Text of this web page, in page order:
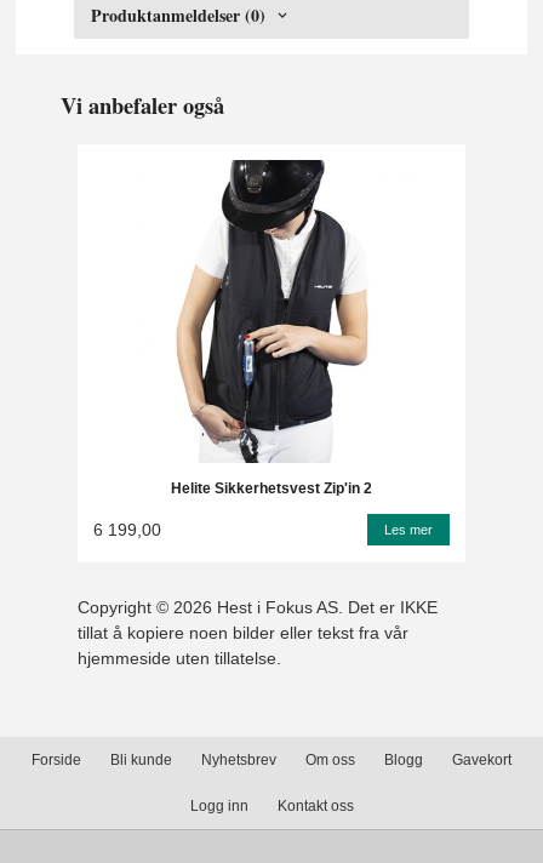
Produktanmeldelser (0)
Vi anbefaler også
Helite Sikkerhetsvest Zip'in 2
6 199,00 Les mer
Copyright © 2026 Hest i Fokus AS. Det er IKKE
tillat å kopiere noen bilder eller tekst fra vår
hjemmeside uten tillatelse.
Forside Bli kunde Nyhetsbrev Om oss Blogg Gavekort
Logg inn Kontakt oss